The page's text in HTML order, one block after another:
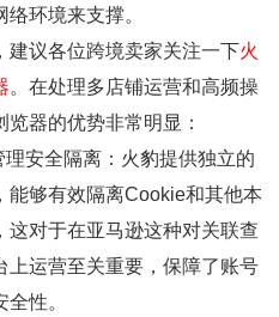
环境来支撑。
议各位跨境卖家关注一下火
。在处理多店铺运营和高频操
览器的优势非常明显：
全隔离：火豹提供独立的
能够有效隔离Cookie和其他本
这对于在亚马逊这种对关联查
上运营至关重要，保障了账号
性。